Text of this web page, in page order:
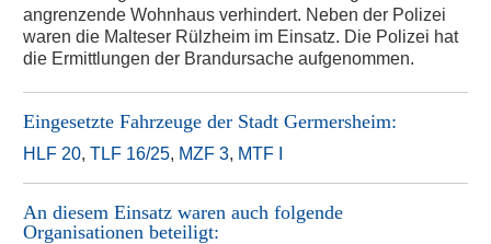
angrenzende Wohnhaus verhindert. Neben der Polizei
waren die Malteser Rülzheim im Einsatz. Die Polizei hat
die Ermittlungen der Brandursache aufgenommen.
Eingesetzte Fahrzeuge der Stadt Germersheim:
HLF 20,TLF 16/25, MZF 3, MTF I
An diesem Einsatz waren auch folgende
Organisationen beteiligt: